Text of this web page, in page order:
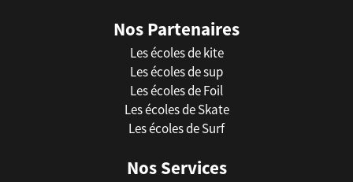
Nos Partenaires
Les écoles de kite
Les écoles de sup
Les écoles de Foil
Les écoles de Skate
Les écoles de Surf
Nos Services